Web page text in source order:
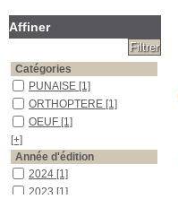
Affiner
Catégories
PUNAISE [1]
ORTHOPTERE [1]
OEUF [1]
[+]
Année d'édition
2024 [1]
2023 [1]